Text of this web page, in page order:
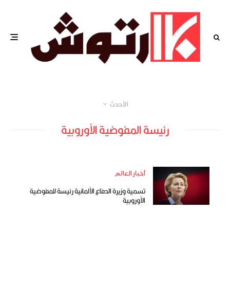
الأحدث
رئيسة المفوضية الأوروبية
أخبار العالم
تسمية وزيرة الدفاع الألمانية رئيسة للمفوضية
الأوروبية